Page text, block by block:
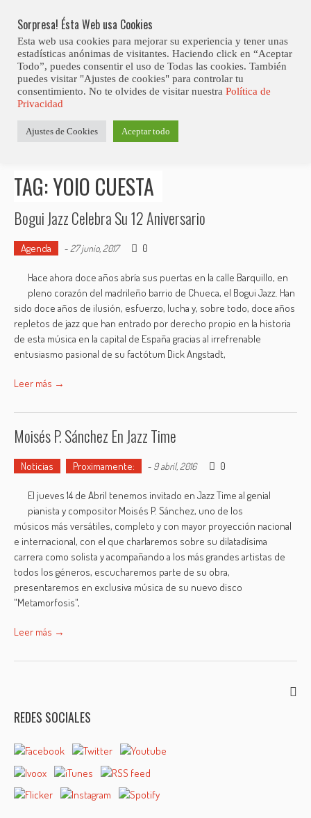
content
Club Contest.
Posts tagged "Yoio Cuesta"
TAG: YOIO CUESTA
Bogui Jazz Celebra Su 12 Aniversario
Agenda - 27 junio, 2017 0
Hace ahora doce años abría sus puertas en la calle Barquillo, en
pleno corazón del madrileño barrio de Chueca, el Bogui Jazz. Han
sido doce años de ilusión, esfuerzo, lucha y, sobre todo, doce años
repletos de jazz que han entrado por derecho propio en la historia
de esta música en la capital de España gracias al irrefrenable
entusiasmo pasional de su factótum Dick Angstadt,
Leer más →
Moisés P. Sánchez En Jazz Time
Noticias Proximamente: - 9 abril, 2016 0
El jueves 14 de Abril tenemos invitado en Jazz Time al genial
pianista y compositor Moisés P. Sánchez, uno de los
músicos más versátiles, completo y con mayor proyección nacional
e internacional, con el que charlaremos sobre su dilatadísima
carrera como solista y acompañando a los más grandes artistas de
todos los géneros, escucharemos parte de su obra,
presentaremos en exclusiva música de su nuevo disco
"Metamorfosis",
Leer más →
REDES SOCIALES
Sorpresa! Ésta Web usa Cookies
Esta web usa cookies para mejorar su experiencia y tener unas
estadísticas anónimas de visitantes. Haciendo click en “Aceptar
Todo”, puedes consentir el uso de Todas las cookies. También
puedes visitar "Ajustes de cookies" para controlar tu
consentimiento. No te olvides de visitar nuestra Política de
Privacidad
Ajustes de Cookies Aceptar todo